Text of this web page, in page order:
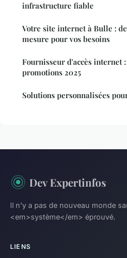
infrastructure fiable
Votre site internet à Bulle :
mesure pour vos besoins
Fournisseur d'accès internet
promotions 2025
Solutions personnalisées
Dev Expertinfos
Il n'y a pas de nouveau monde
<em>système</em> éprouvé.
LIENS